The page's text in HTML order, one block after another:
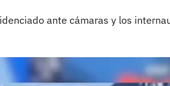
ante cámaras y los